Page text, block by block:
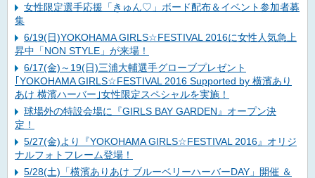
女性限定選手応援「きゅん♡」ボード配布＆イベント参加者募
集
6/19(日)YOKOHAMA GIRLS☆FESTIVAL 2016に女性人気急上
昇中「NON STYLE」が来場！
6/17(金)～19(日)三浦大輔選手グローブプレゼント
｢YOKOHAMA GIRLS☆FESTIVAL 2016 Supported by 横濱あり
あけ 横濱ハーバー｣女性限定スペシャルを実施！
球場外の特設会場に『GIRLS BAY GARDEN』オープン決
定！
5/27(金)より『YOKOHAMA GIRLS☆FESTIVAL 2016』オリジ
ナルフォトフレーム登場！
5/28(土)「横濱ありあけ ブルーベリーハーバーDAY」開催 ＆